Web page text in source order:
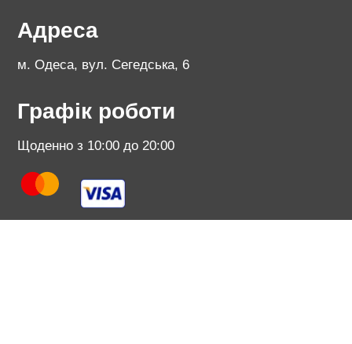
Адреса
м. Одеса, вул. Сегедська, 6
Графік роботи
Щоденно з 10:00 до 20:00